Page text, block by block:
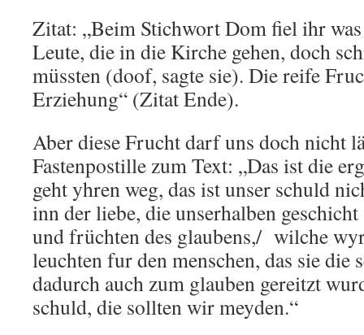
Zitat: „Beim Stichwort Dom fiel ihr
Leute, die in die Kirche gehen, doch
müssten (doof, sagte sie). Die reife
Erziehung“ (Zitat Ende).
Aber diese Frucht darf uns doch nicht
Fastenpostille zum Text: „Das ist die
geht yhren weg, das ist unser schuld
inn der liebe, die unserhalben
und früchten des glaubens,/ wilche
leuchten fur den menschen, das sie die
dadurch auch zum glauben gereitzt
schuld, die sollten wir meyden.“